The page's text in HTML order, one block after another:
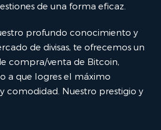
de una forma eficaz.
profundo conocimiento y
de divisas, te ofrecemos un
compra/venta de Bitcoin,
a que logres el máximo
comodidad. Nuestro prestigio y